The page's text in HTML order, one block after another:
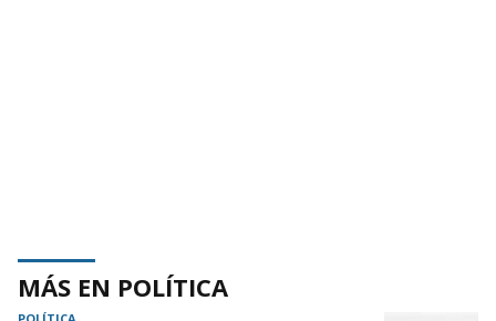
MÁS EN POLÍTICA